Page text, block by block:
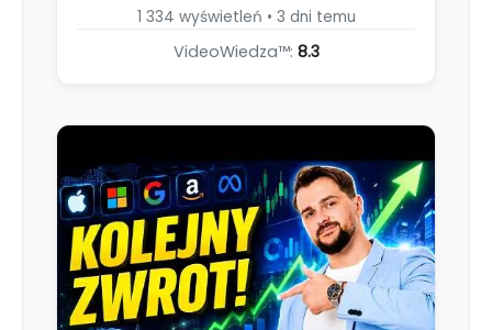
1 334 wyświetleń • 3 dni temu
VideoWiedza™: 8.3